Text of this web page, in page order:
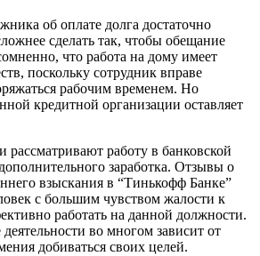
об оплате долга достаточно
сделать так, чтобы обещание
что работа на дому имеет
поскольку сотрудник вправе
рабочим временем. Но
кредитной организации оставляет
рассматривают работу в банковской
заработка. Отзывы о
взыскания в “Тинькофф Банке”
с большим чувством жалости к
работать на данной должности.
во многом зависит от
добиваться своих целей.